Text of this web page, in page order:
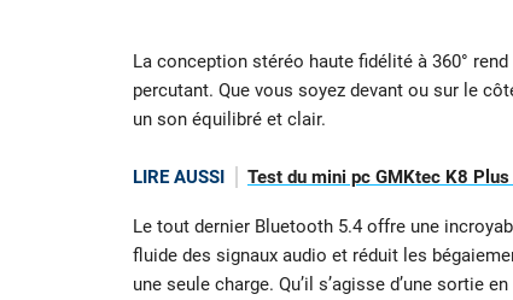
La conception stéréo haute fidélité à 360°
percutant. Que vous soyez devant ou sur le
un son équilibré et clair.
LIRE AUSSI Test du mini pc GMKtec K8
Le tout dernier Bluetooth 5.4 offre une
fluide des signaux audio et réduit les
une seule charge. Qu’il s’agisse d’une sortie